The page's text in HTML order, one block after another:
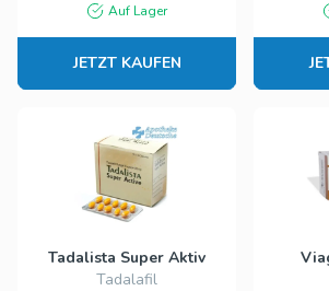
Auf Lager
JETZT KAUFEN
Tadalista Super Aktiv
Tadalafil